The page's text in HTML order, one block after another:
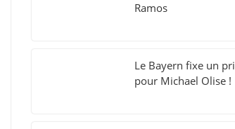
Ramos
Le Bayern fixe un
pour Michael Olise !